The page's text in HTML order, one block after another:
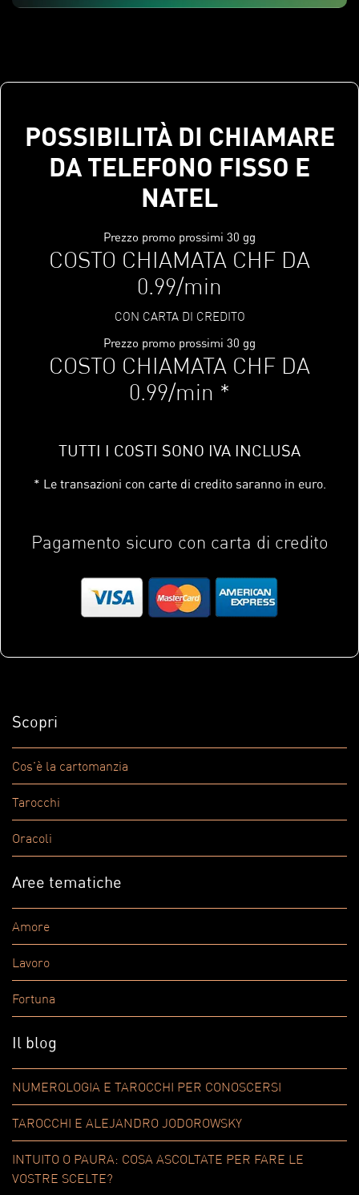
POSSIBILITÀ DI CHIAMARE
DA TELEFONO FISSO E
NATEL
Prezzo promo prossimi 30 gg
COSTO CHIAMATA CHF DA
0.99/min
CON CARTA DI CREDITO
Prezzo promo prossimi 30 gg
COSTO CHIAMATA CHF DA
0.99/min *
TUTTI I COSTI SONO IVA INCLUSA
* Le transazioni con carte di credito saranno in euro.
Pagamento sicuro con carta di credito
Scopri
Cos'è la cartomanzia
Tarocchi
Oracoli
Aree tematiche
Amore
Lavoro
Fortuna
Il blog
NUMEROLOGIA E TAROCCHI PER CONOSCERSI
TAROCCHI E ALEJANDRO JODOROWSKY
INTUITO O PAURA: COSA ASCOLTATE PER FARE LE
VOSTRE SCELTE?